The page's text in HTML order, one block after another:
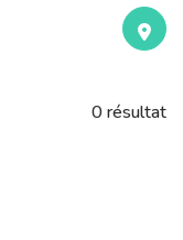
0résultat